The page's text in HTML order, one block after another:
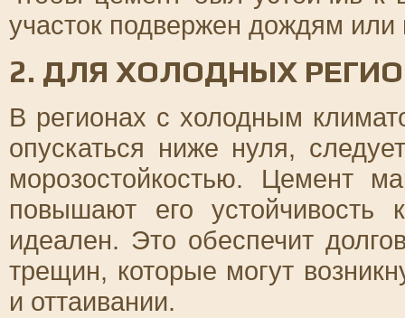
участок подвержен дождям
2. ДЛЯ ХОЛОДНЫХ
В регионах с холодным
опускаться ниже нуля,
морозостойкостью. Цемент
повышают его устойчивость
идеален. Это обеспечит
трещин, которые могут
и оттаивании.